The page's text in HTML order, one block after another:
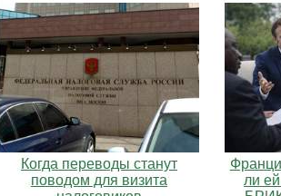
Когда переводы станут
поводом для визита
ли